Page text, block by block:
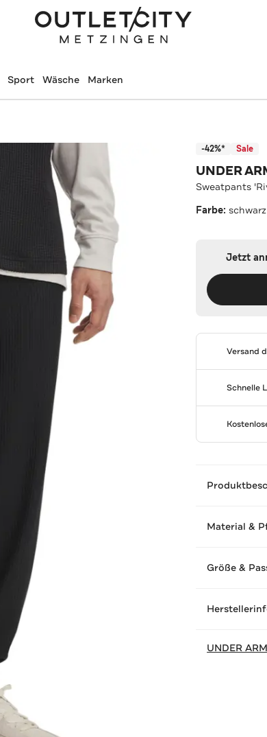
Sport Wäsche Marken
-42%* Sale
UNDER
Sweatpants
Farbe: schwarz
Jetzt
Versand
Schnelle
Material &
Größe &
UNDER